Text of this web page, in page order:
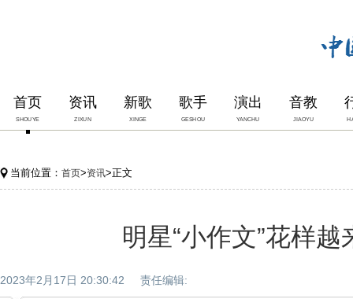
首页
SHOUYE
资讯
ZIXUN
新歌
XINGE
歌手
GESHOU
演出
YANCHU
音教
JIAOYU
当前位置： 首页>资讯>正文
明星“小作文”花样越
2023年2月17日 20:30:42 责任编辑: